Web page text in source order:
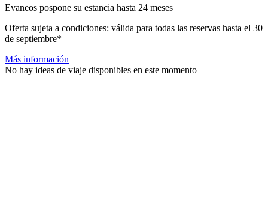
Evaneos pospone su estancia hasta 24 meses
Oferta sujeta a condiciones: válida para todas las reservas hasta el 30
de septiembre*
Más información
No hay ideas de viaje disponibles en este momento